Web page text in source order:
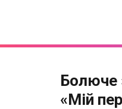
Болюче
«Мій